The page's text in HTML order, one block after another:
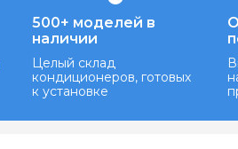
500+ моделей в
наличии
Целый склад
кондиционеров, готовых
к установке